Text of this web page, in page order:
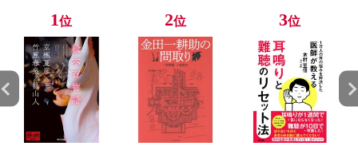
1位 2位 3位